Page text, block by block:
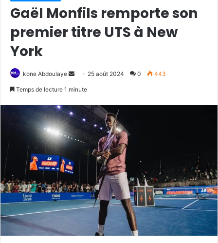
Gaël Monfils remporte son
premier titre UTS à New
York
kone Abdoulaye
y
e
o
u
i
25 août 2024 0 443
Temps de lecture 1 minute